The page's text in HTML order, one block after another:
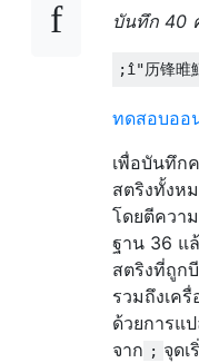
บันทึก 40
ทดสอบออ
เพื่อบันทึก
สตริงทั้งห
โดยตีควา
ฐาน 36 แ
สตริงที่ถูก
รวมถึงเค
ด้วยการแ
จาก ; จุดเ